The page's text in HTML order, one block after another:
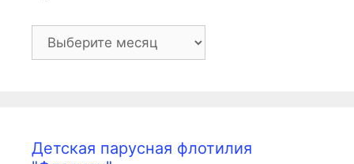
Архив
Детская парусная флотилия